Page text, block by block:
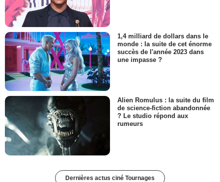
1,4 milliard de dollars dans le
monde : la suite de cet énorme
succès de l'année 2023 dans
une impasse ?
Alien Romulus : la suite du film
de science-fiction abandonnée
? Le studio répond aux
rumeurs
Dernières actus ciné Tournages